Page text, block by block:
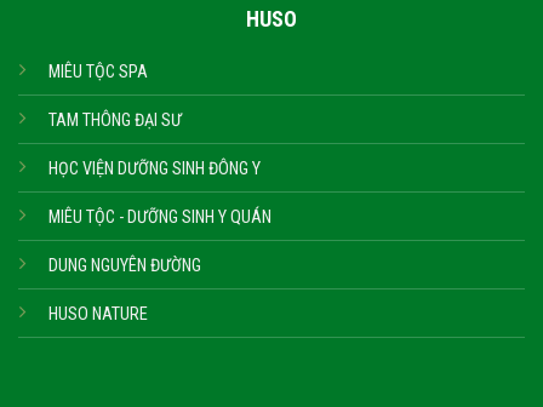
HUSO
MIÊU TỘC SPA
TAM THÔNG ĐẠI SƯ
HỌC VIỆN DƯỠNG SINH ĐÔNG Y
MIÊU TỘC - DƯỠNG SINH Y QUÁN
DUNG NGUYÊN ĐƯỜNG
HUSO NATURE